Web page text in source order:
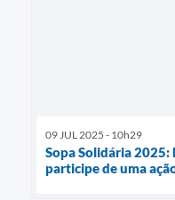
09 JUL 2025 - 10h29
Sopa Solidária
participe de uma